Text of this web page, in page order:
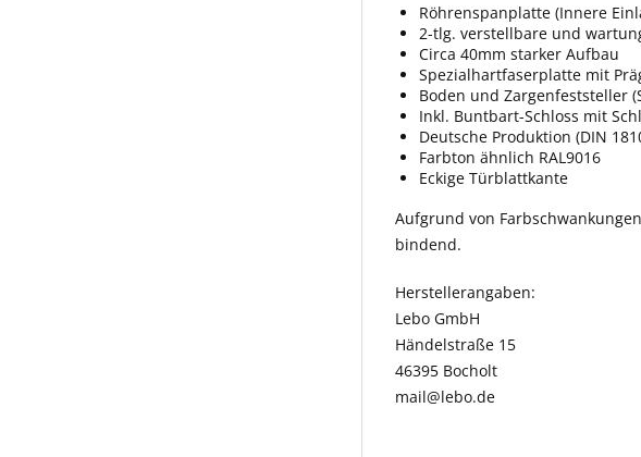
Röhrenspanplatte (Innere
2-tlg. verstellbare und
Circa 40mm starker Aufbau
Spezialhartfaserplatte mit
Boden und Zargenfeststeller
Inkl. Buntbart-Schloss mit
Deutsche Produktion (DIN
Farbton ähnlich RAL9016
Eckige Türblattkante
Aufgrund von
bindend.
Herstellerangaben:
Lebo GmbH
Händelstraße 15
46395 Bocholt
mail@lebo.de